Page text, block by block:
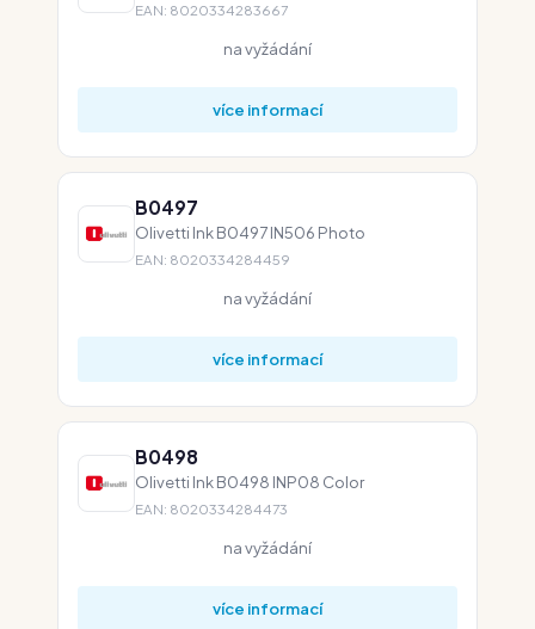
EAN: 8020334283667
na vyžádání
více informací
B0497
Olivetti Ink B0497 IN506 Photo
EAN: 8020334284459
na vyžádání
více informací
B0498
Olivetti Ink B0498 INP08 Color
EAN: 8020334284473
na vyžádání
více informací